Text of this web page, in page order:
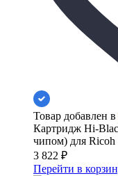
Товар добавлен в
Картридж Hi-
чипом) для
3 822 ₽
Перейти в